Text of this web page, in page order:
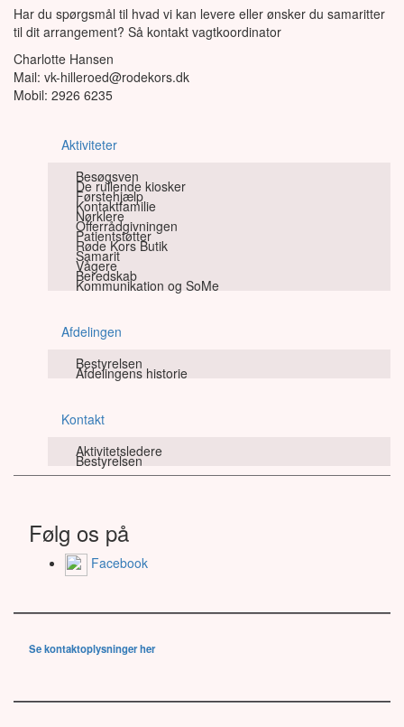
Har du spørgsmål til hvad vi kan levere eller ønsker du samaritter
til dit arrangement? Så kontakt vagtkoordinator
Charlotte Hansen
Mail: vk-hilleroed@rodekors.dk
Mobil: 2926 6235
Aktiviteter
Besøgsven
De rullende kiosker
Førstehjælp
Kontaktfamilie
Nørklere
Offerrådgivningen
Patientstøtter
Røde Kors Butik
Samarit
Vågere
Beredskab
Kommunikation og SoMe
Afdelingen
Bestyrelsen
Afdelingens historie
Kontakt
Aktivitetsledere
Bestyrelsen
Følg os på
Facebook
Se kontaktoplysninger her